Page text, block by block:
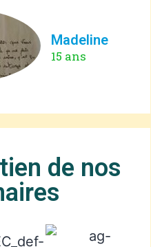
Madeline
15 ans
de nos